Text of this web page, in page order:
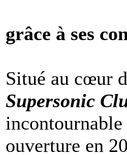
grâce à ses
Situé au cœur
Supersonic
ouverture en